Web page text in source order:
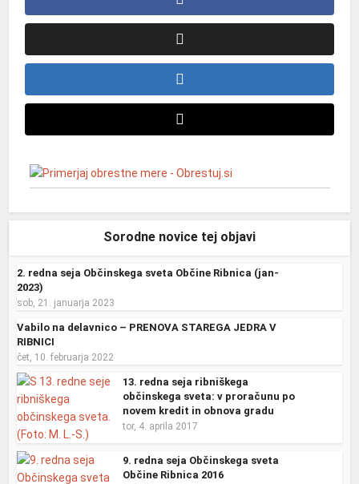
Sorodne novice tej objavi
2. redna seja Občinskega sveta Občine Ribnica (jan-
2023)
sob, 21. januarja 2023
Vabilo na delavnico – PRENOVA STAREGA JEDRA V
RIBNICI
čet, 10. februarja 2022
13. redna seja ribniškega
občinskega sveta: v proračunu po
novem kredit in obnova gradu
tor, 4. aprila 2017
9. redna seja Občinskega sveta
Občine Ribnica 2016